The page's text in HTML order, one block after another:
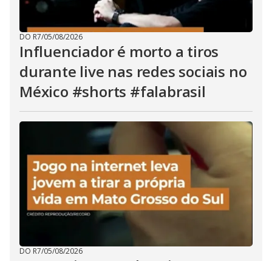
DO R7/05/08/2026
Influenciador é morto a tiros
durante live nas redes sociais no
México #shorts #falabrasil
DO R7/05/08/2026